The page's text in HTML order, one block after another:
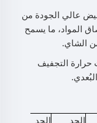
عالي الجودة من
المواد، ما يسمح
الشاي.
التجفيف
الحد الحد